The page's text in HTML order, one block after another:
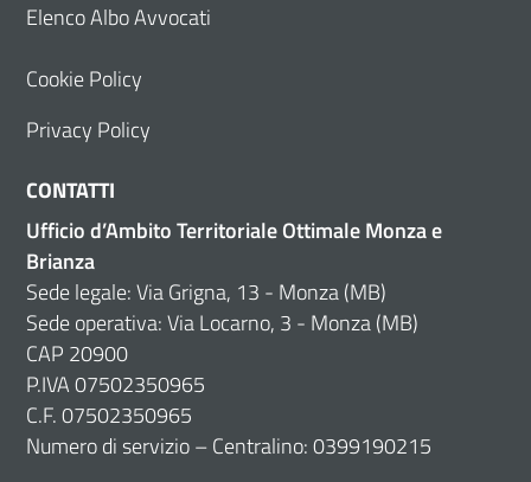
Elenco Albo Avvocati
Cookie Policy
Privacy Policy
CONTATTI
Ufficio d’Ambito Territoriale Ottimale Monza e
Brianza
Sede legale: Via Grigna, 13 - Monza (MB)
Sede operativa: Via Locarno, 3 - Monza (MB)
CAP 20900
P.IVA 07502350965
C.F. 07502350965
Numero di servizio – Centralino: 0399190215